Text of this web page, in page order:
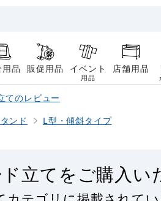
品 販促用品 イベント
用品
店舗用品
てのレビュー
ンド L型・傾斜タイプ
立てをご購入